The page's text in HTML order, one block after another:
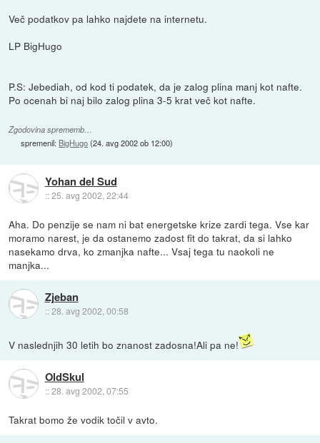
Več podatkov pa lahko najdete na internetu.
LP BigHugo
P.S: Jebediah, od kod ti podatek, da je zalog plina manj kot nafte.
Po ocenah bi naj bilo zalog plina 3-5 krat več kot nafte.
Zgodovina sprememb…
spremenil: BigHugo(24. avg 2002 ob 12:00)
Yohan del Sud
::25. avg 2002, 22:44
Aha. Do penzije se nam ni bat energetske krize zardi tega. Vse kar
moramo narest, je da ostanemo zadost fit do takrat, da si lahko
nasekamo drva, ko zmanjka nafte... Vsaj tega tu naokoli ne
manjka...
Zjeban
::28. avg 2002, 00:58
V naslednjih 30 letih bo znanost zadosna!Ali pa ne!
OldSkul
::28. avg 2002, 07:55
Takrat bomo že vodik točil v avto.